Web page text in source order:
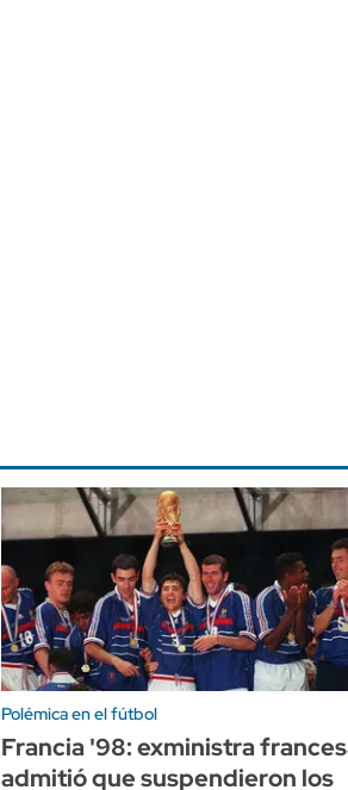
Polémica en el fútbol
Francia '98: exministra
admitió que suspendieron los